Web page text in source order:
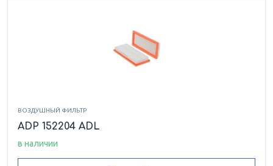
ВОЗДУШНЫЙ ФИЛЬТР
ADP 152204 ADL
в наличии